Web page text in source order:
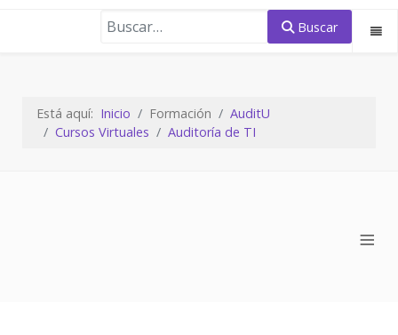
Buscar
Está aquí: Inicio Formación
AuditU
Cursos Virtuales
Auditoría de TI
≡